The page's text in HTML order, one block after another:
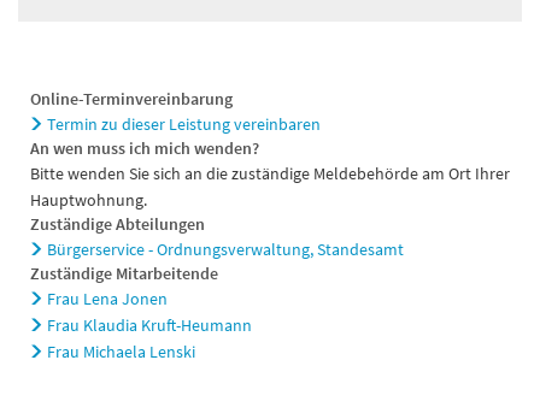
An wen muss ich mich wenden?
Bitte wenden Sie sich an die zuständige Meldebehörde am Ort Ihrer
Hauptwohnung.
Online-Terminvereinbarung
Termin zu dieser Leistung vereinbaren
Zuständige Abteilungen
Bürgerservice - Ordnungsverwaltung, Standesamt
Zuständige Mitarbeitende
Frau Lena Jonen
Frau Klaudia Kruft-Heumann
Frau Michaela Lenski